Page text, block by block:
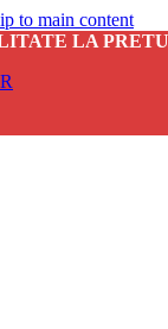
to main content
LA